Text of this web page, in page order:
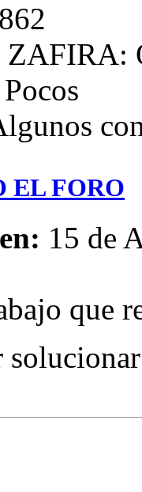
EL FORO
15 de
que